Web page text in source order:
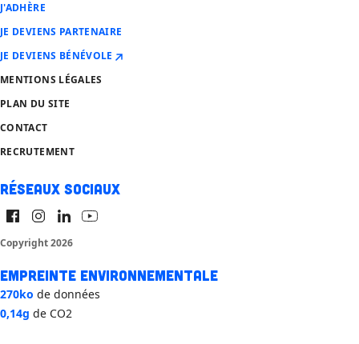
J'ADHÈRE
JE DEVIENS PARTENAIRE
JE DEVIENS BÉNÉVOLE
MENTIONS LÉGALES
PLAN DU SITE
CONTACT
RECRUTEMENT
Réseaux sociaux
Copyright 2026
Empreinte environnementale
270ko de données
0,14g de CO2